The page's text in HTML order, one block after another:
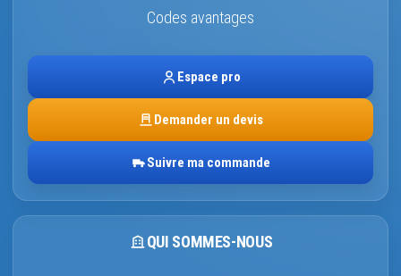
Codes avantages
Espace pro
Demander un devis
Suivre ma commande
QUI SOMMES-NOUS